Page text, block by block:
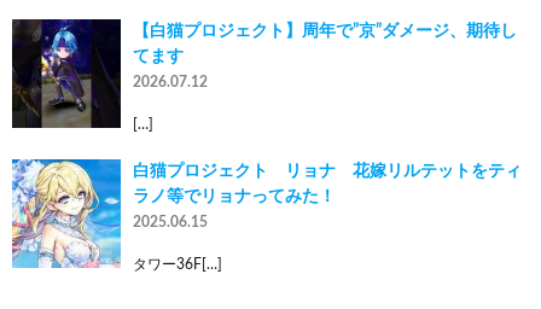
【白猫プロジェクト】周年で”京”ダメージ、期待し
てます
2026.07.12
[…]
白猫プロジェクト リョナ 花嫁リルテットをティ
ラノ等でリョナってみた！
2025.06.15
タワー36F[…]